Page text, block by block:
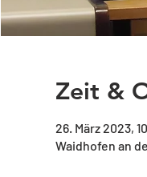
Zeit &
26. März 2023,
Waidhofen an